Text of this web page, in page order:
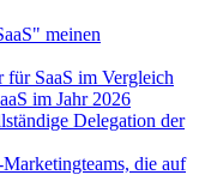
meinen
SaaS im Vergleich
im Jahr 2026
Delegation der
Marketingteams, die auf